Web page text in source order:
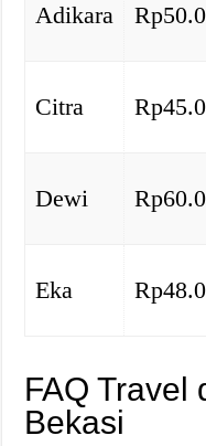
Adikara
Citra
Dewi
Eka
FAQ Travel
Bekasi